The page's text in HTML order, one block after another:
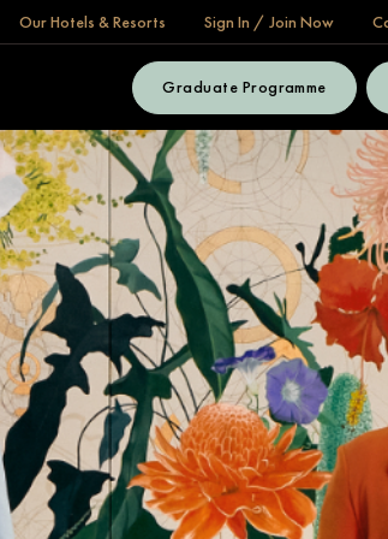
Our Hotels & Resorts Sign In / Join Now
Graduate Programme